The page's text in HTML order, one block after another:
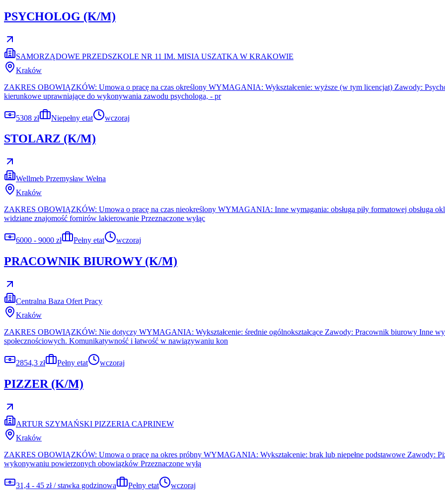
PSYCHOLOG (K/M)
SAMORZĄDOWE PRZEDSZKOLE NR 11 IM. MISIA USZATKA W KRAKOWIE
Kraków
ZAKRES OBOWIĄZKÓW: Umowa o pracę na czas określony WYMAGANIA: Wykształcenie: wyższe (w tym licencjat) Zawody:
kierunkowe uprawniające do wykonywania zawodu psychologa, - pr
5308 zł Niepełny etat wczoraj
STOLARZ (K/M)
Wellmeb Przemysław Wełna
Kraków
ZAKRES OBOWIĄZKÓW: Umowa o pracę na czas nieokreślony WYMAGANIA: Inne wymagania: obsługa piły formatowej obsługa
widziane znajomość fornirów lakierowanie Przeznaczone wyłąc
6000 - 9000 zł Pełny etat wczoraj
PRACOWNIK BIUROWY (K/M)
Centralna Baza Ofert Pracy
Kraków
ZAKRES OBOWIĄZKÓW: Nie dotyczy WYMAGANIA: Wykształcenie: średnie ogólnokształcące Zawody: Pracownik biurowy Inne
społecznościowych. Komunikatywność i łatwość w nawiązywaniu kon
2854,3 zł Pełny etat wczoraj
PIZZER (K/M)
ARTUR SZYMAŃSKI PIZZERIA CAPRINEW
Kraków
ZAKRES OBOWIĄZKÓW: Umowa o pracę na okres próbny WYMAGANIA: Wykształcenie: brak lub niepełne podstawowe Zawody:
wykonywaniu powierzonych obowiązków Przeznaczone wyłą
31,4 - 45 zł / stawka godzinowa Pełny etat wczoraj